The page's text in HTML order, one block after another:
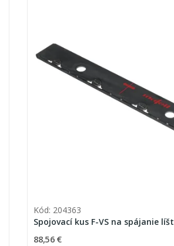
Kód: 204363
Spojovací kus F-VS na spájanie líšt
88,56 €